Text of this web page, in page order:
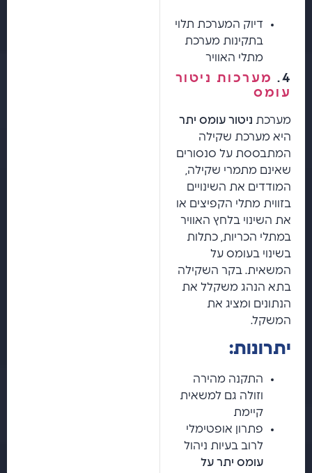
דיוק המערכת תלוי
בתקינות מערכת
מתלי האוויר
4.
מערכות ניטור
עומס
מערכת ניטור עומס יתר
היא מערכת שקילה
המתבססת על סנסורים
שאינם מתמרי שקילה,
המודדים את השינויים
בזווית מתלי הקפיצים או
את השינוי בלחץ האוויר
במתלי הכריות, כתלות
בשינוי בעומס על
המשאית. בקר השקילה
בתא הנהג משקלל את
הנתונים ומציג את
המשקל.
יתרונות:
התקנה מהירה
וזולה גם למשאית
קיימת
פתרון אופטימלי
לרוב בעיות ניהול
עומס יתר על